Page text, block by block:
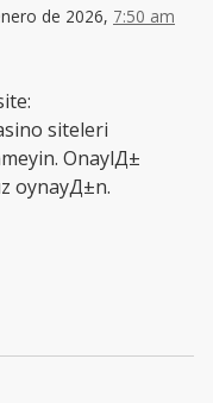
de 2026, 7:50 am
siteleri
OnaylД±
oynayД±n.